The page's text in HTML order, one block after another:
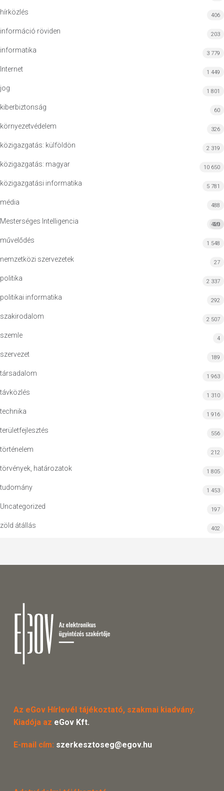
hírközlés 406
információ röviden 203
informatika 3 779
Internet 1 449
jog 1 801
kiberbiztonság 60
környezetvédelem 326
közigazgatás: külföldön 2 319
közigazgatás: magyar 10 650
közigazgatási informatika 5 781
média 488
Mesterséges Intelligencia MI
420
művelődés 1 548
nemzetközi szervezetek 27
politika 2 337
politikai informatika 292
szakirodalom 2 507
szemle 4
szervezet 189
társadalom 1 963
távközlés 1 310
technika 1 916
területfejlesztés 556
történelem 212
törvények, határozatok 1 805
tudomány 1 453
Uncategorized 197
zöld átállás 402
Az eGov Hírlevél tájékoztató, szakmai kiadvány.
Kiadója az eGov Kft.
E-mail cím: szerkesztoseg@egov.hu